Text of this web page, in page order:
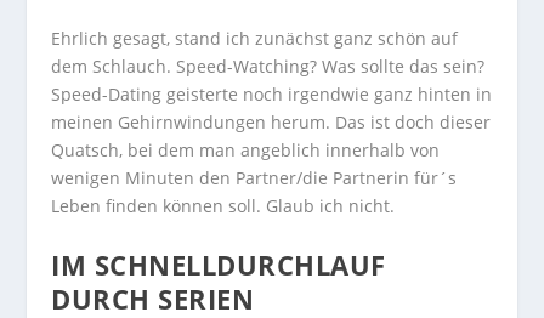
Ehrlich gesagt, stand ich zunächst ganz schön auf
dem Schlauch. Speed-Watching? Was sollte das sein?
Speed-Dating geisterte noch irgendwie ganz hinten in
meinen Gehirnwindungen herum. Das ist doch dieser
Quatsch, bei dem man angeblich innerhalb von
wenigen Minuten den Partner/die Partnerin für´s
Leben finden können soll. Glaub ich nicht.
IM SCHNELLDURCHLAUF
DURCH SERIEN